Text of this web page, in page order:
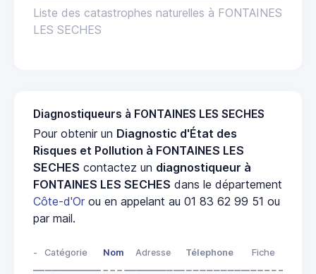
Liste des catastrophes naturelles à FONTAINES
LES SECHES
Diagnostiqueurs à FONTAINES LES SECHES
Pour obtenir un Diagnostic d'État des
Risques et Pollution à FONTAINES LES
SECHES contactez un diagnostiqueur à
FONTAINES LES SECHES dans le département
Côte-d'Or ou en appelant au 01 83 62 99 51 ou
par mail.
- Catégorie Nom Adresse Télephone Fiche